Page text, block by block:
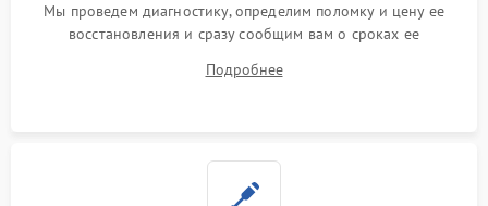
Мы проведем диагностику, определим поломку и цену ее
восстановления и сразу сообщим вам о сроках ее
Подробнее